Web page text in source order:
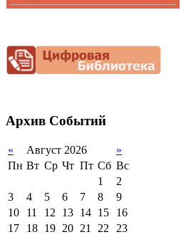
Снижение
документационной
нагрузки
Архив Событий
« Август 2026
»
Пн Вт Ср Чт Пт Сб Вс
1
2
3
4 5 6 7 8
9
10
11 12 13 14 15
16
17
18 19 20 21 22 23